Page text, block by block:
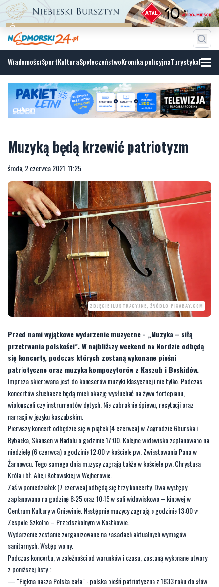
WiadomościSportKulturaSpołeczeństwoKronika policyjnaTurystyka
Muzyką będą krzewić patriotyzm
środa, 2 czerwca 2021, 11:25
ZDJĘCIE ILUSTRACYJNE, ŹRÓDŁO:PIXABAY.COM
Przed nami wyjątkowe wydarzenie muzyczne - „Muzyka – siłą
przetrwania polskości”. W najbliższy weekend na Nordzie odbędą
się koncerty, podczas których zostaną wykonane pieśni
patriotyczne oraz muzyka kompozytorów z Kaszub i Beskidów.
Impreza skierowana jest do koneserów muzyki klasycznej i nie tylko. Podczas
koncertów słuchacze będą mieli okazję wysłuchać na żywo fortepianu,
wiolonczeli czy instrumentów dętych. Nie zabraknie śpiewu, recytacji oraz
narracji w języku kaszubskim.
Pierwszy koncert odbędzie się w piątek (4 czerwca) w Zagrodzie Gburska i
Rybacka, Skansen w Nadolu o godzinie 17:00. Kolejne widowisko zaplanowano na
niedzielę (6 czerwca) o godzinie 12:00 w kościele pw. Zwiastowania Pana w
Żarnowcu. Tego samego dnia muzycy zagrają także w kościele pw. Chrystusa
Króla i bł. Alicji Kotowskiej w Wejherowie.
Zaś w poniedziałek (7 czerwca) odbędą się trzy koncerty. Dwa występy
zaplanowano na godzinę 8:25 oraz 10:15 w sali widowiskowo – kinowej w
Centrum Kultury w Gniewinie. Następnie muzycy zagrają o godzinie 13:00 w
Zespole Szkolno – Przedszkolnym w Kostkowie.
Wydarzenie zostanie zorganizowane na zasadach aktualnych wymogów
sanitarnych. Wstęp wolny.
Podczas koncertu, w zależności od warunków i czasu, zostaną wykonane utwory
z poniższej listy :
— "Piękna nasza Polska cała" - polska pieśń patriotyczna z 1833 roku do słów